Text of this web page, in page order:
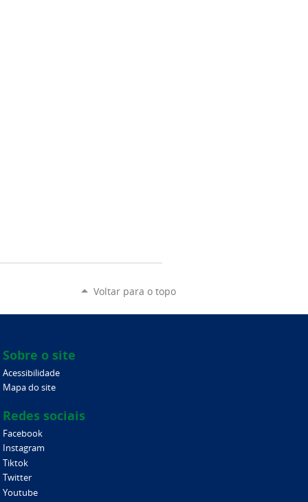
Voltar para o topo
Sobre o site
Acessibilidade
Mapa do site
Redes sociais
Facebook
Instagram
Tiktok
Twitter
Youtube